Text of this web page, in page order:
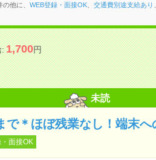
他に、 WEB登録・面接OK、 交通費別途支給あり
:1,700円
未読
で＊ほぼ残業なし！端末
面接OK